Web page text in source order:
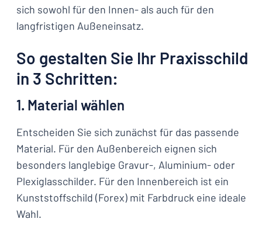
sich sowohl für den Innen- als auch für den
langfristigen Außeneinsatz.
So gestalten Sie Ihr Praxisschild
in 3 Schritten:
1. Material wählen
Entscheiden Sie sich zunächst für das passende
Material. Für den Außenbereich eignen sich
besonders langlebige Gravur-, Aluminium- oder
Plexiglasschilder. Für den Innenbereich ist ein
Kunststoffschild (Forex) mit Farbdruck eine ideale
Wahl.